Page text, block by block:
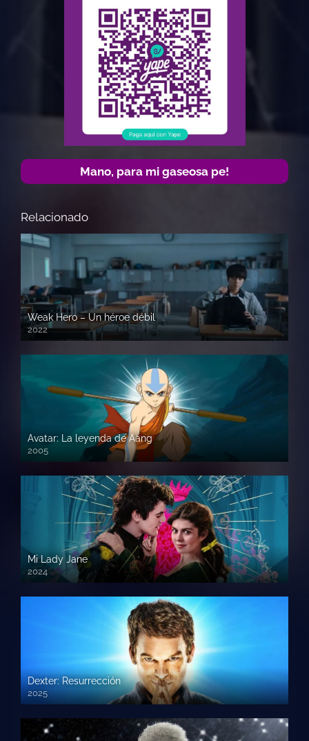
Mano, para mi gaseosa pe!
Relacionado
Weak Hero – Un héroe débil
2022
Avatar: La leyenda de Aang
2005
Mi Lady Jane
2024
Dexter: Resurrección
2025